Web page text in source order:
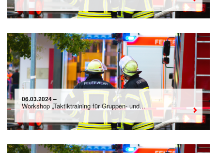
06.03.2024 –
Workshop „Taktiktraining für Gruppen- und...